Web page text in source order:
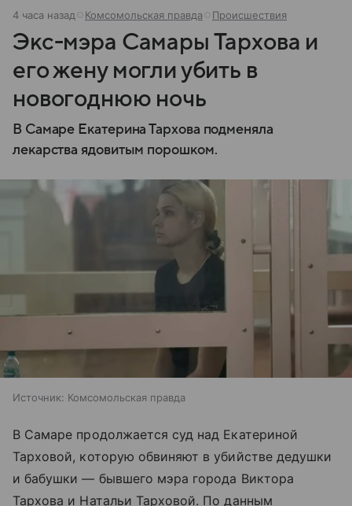
4 часа назад Комсомольская правда Происшествия
Экс-мэра Самары Тархова и
его жену могли убить в
новогоднюю ночь
В Самаре Екатерина Тархова подменяла
лекарства ядовитым порошком.
Источник: Комсомольская правда
В Самаре продолжается суд над Екатериной
Тарховой, которую обвиняют в убийстве дедушки
и бабушки — бывшего мэра города Виктора
Тархова и Натальи Тарховой. По данным